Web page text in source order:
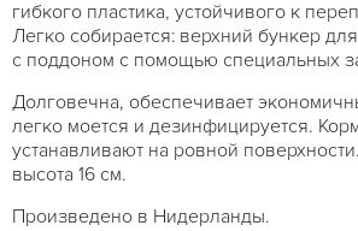
гибкого пластика, устойчивого к
Легко собирается: верхний бункер
с поддоном с помощью специальных
Долговечна, обеспечивает
легко моется и дезинфицируется.
устанавливают на ровной
высота 16 см.
Произведено в Нидерланды.